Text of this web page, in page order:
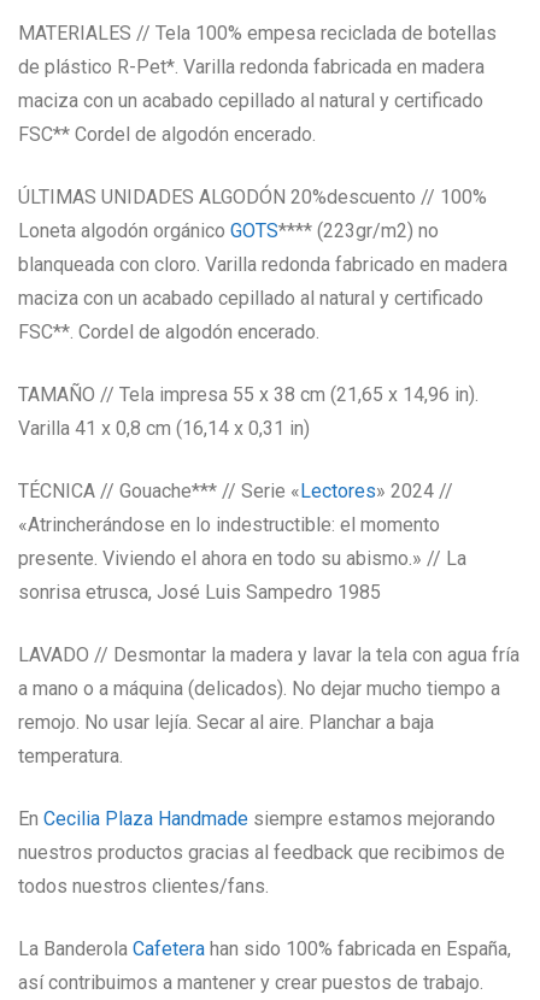
MATERIALES // Tela 100% empesa reciclada de botellas
de plástico R-Pet*. Varilla redonda fabricada en madera
maciza con un acabado cepillado al natural y certificado
FSC** Cordel de algodón encerado.
ÚLTIMAS UNIDADES ALGODÓN 20%descuento // 100%
Loneta algodón orgánico GOTS**** (223gr/m2) no
blanqueada con cloro. Varilla redonda fabricado en madera
maciza con un acabado cepillado al natural y certificado
FSC**. Cordel de algodón encerado.
TAMAÑO // Tela impresa 55 x 38 cm (21,65 x 14,96 in).
Varilla 41 x 0,8 cm (16,14 x 0,31 in)
TÉCNICA // Gouache*** // Serie «Lectores» 2024 //
«Atrincherándose en lo indestructible: el momento
presente. Viviendo el ahora en todo su abismo.» // La
sonrisa etrusca, José Luis Sampedro 1985
LAVADO // Desmontar la madera y lavar la tela con agua fría
a mano o a máquina (delicados). No dejar mucho tiempo a
remojo. No usar lejía. Secar al aire. Planchar a baja
temperatura.
En Cecilia Plaza Handmade siempre estamos mejorando
nuestros productos gracias al feedback que recibimos de
todos nuestros clientes/fans.
La Banderola Cafetera han sido 100% fabricada en España,
así contribuimos a mantener y crear puestos de trabajo.